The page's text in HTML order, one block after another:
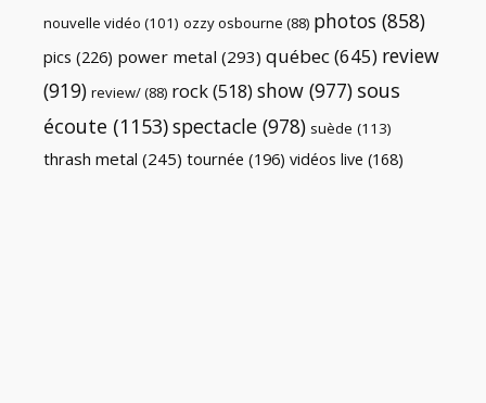
nouvelle vidéo (101) ozzy osbourne (88) photos (858)
pics (226) power metal (293) québec(645) review
(919) review/(88) rock(518) show (977) sous
écoute (1153)spectacle (978) suède (113)
thrash metal (245) tournée (196) vidéos live (168)